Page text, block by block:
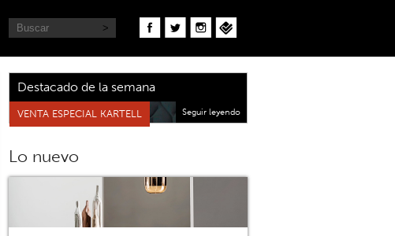
Destacado de la semana
VENTA ESPECIAL KARTELL Seguir leyendo
Lo nuevo